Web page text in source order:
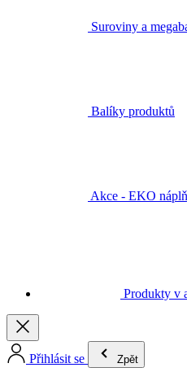
Suroviny a
Balíky produktů
Akce - EKO
Produkty v
Přihlásit se Zpět